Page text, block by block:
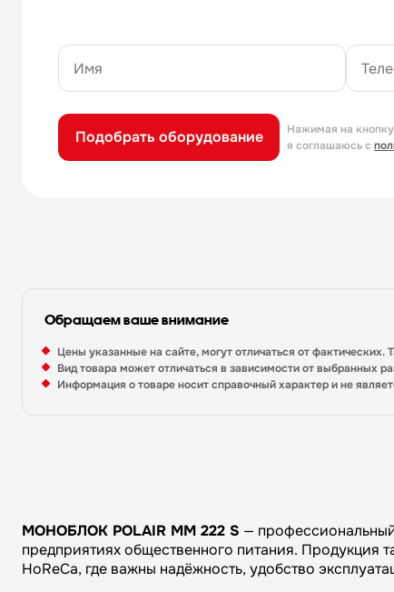
Подобрать оборудование
Нажимая на
я соглашаюсь с
Обращаем ваше внимание
Цены указанные на сайте, могут отличаться от
Вид товара может отличаться в зависимости от выбранных
Информация о товаре носит справочный характер и не
МОНОБЛОК POLAIR MM 222 S —
предприятиях общественного питания. Продукция
HoReCa, где важны надёжность, удобство